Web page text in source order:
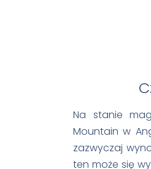
Na stanie
Mountain w
zazwyczaj
ten może się